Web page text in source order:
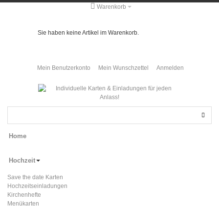
Warenkorb
Sie haben keine Artikel im Warenkorb.
Mein Benutzerkonto Mein Wunschzettel Anmelden
Home
Hochzeit
Save the date Karten
Hochzeitseinladungen
Kirchenhefte
Menükarten